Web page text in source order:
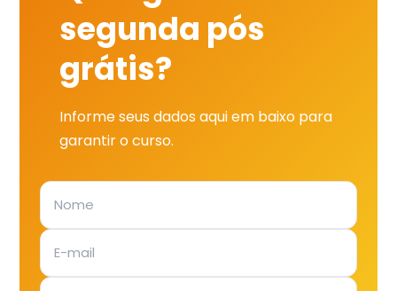
segunda pós
grátis?
Informe seus dados aqui em baixo para
garantir o curso.